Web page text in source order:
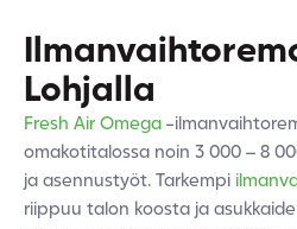
Lohjalla
Fresh Air Omega -
omakotitalossa noin 3 000 – 8
ja asennustyöt. Tarkempi
riippuu talon koosta ja